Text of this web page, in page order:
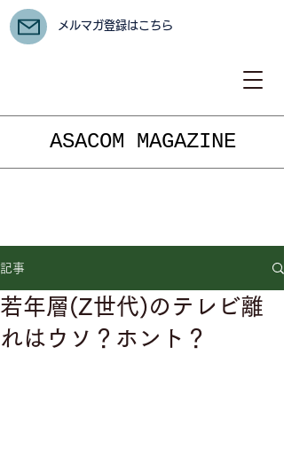
ASACOM MAGAZINE
メルマガ登録はこちら
記事
若年層(Z世代)のテレビ離
れはウソ？ホント？